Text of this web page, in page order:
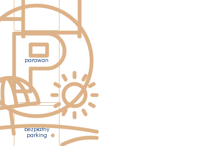
parawan
bezpłatny
parking